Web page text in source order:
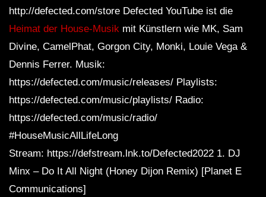
http://defected.com/store Defected YouTube ist die
Heimat der House-Musik mit Künstlern wie MK, Sam
Divine, CamelPhat, Gorgon City, Monki, Louie Vega &
Dennis Ferrer. Musik:
https://defected.com/music/releases/ Playlists:
https://defected.com/music/playlists/ Radio:
https://defected.com/music/radio/
#HouseMusicAllLifeLong
Stream: https://defstream.lnk.to/Defected2022 1. DJ
Minx – Do It All Night (Honey Dijon Remix) [Planet E
Communications]